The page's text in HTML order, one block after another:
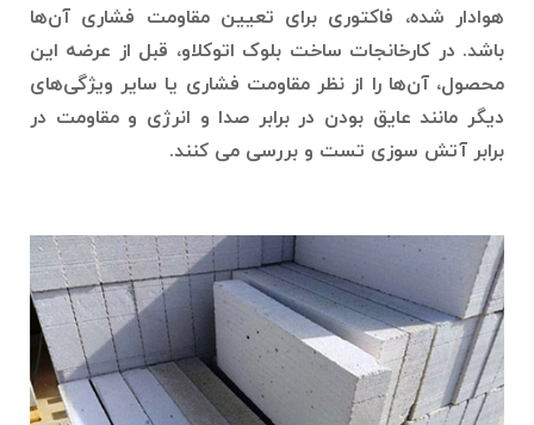
هوادار شده، فاکتوری برای تعیین مقاومت فشاری آن‌ها
باشد. در کارخانجات ساخت بلوک اتوکلاو، قبل از عرضه این
محصول، آن‌ها را از نظر مقاومت فشاری یا سایر ویژگی‌های
دیگر مانند عایق بودن در برابر صدا و انرژی و مقاومت در
برابر آتش سوزی تست و بررسی می کنند.